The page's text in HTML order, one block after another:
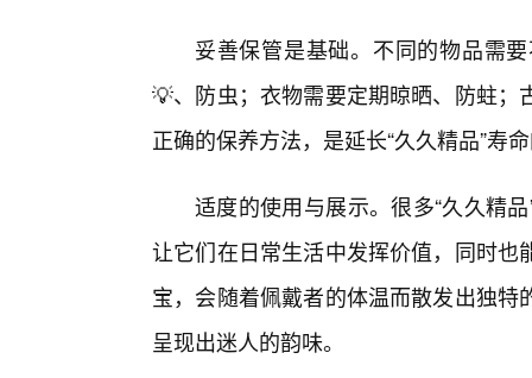
妥善保管是基础。不同的物品需
💡、防虫；衣物需要定期晾晒、防蛀
正确的保养方法，是延长“久久精品”寿
适度的使用与展示。很多“久久精
让它们在日常生活中发挥价值，同时
宝，会随着佩戴者的体温而散发出独
呈现出迷人的韵味。